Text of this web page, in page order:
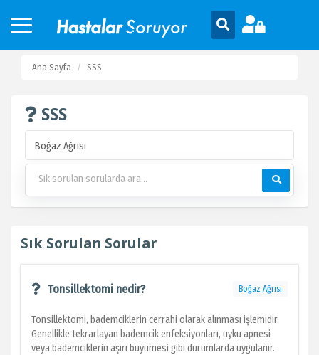
Ana Sayfa SSS
SSS
Sık Sorulan Sorular
Tonsillektomi nedir? Boğaz Ağrısı
Tonsillektomi, bademciklerin cerrahi olarak alınması işlemidir.
Genellikle tekrarlayan bademcik enfeksiyonları, uyku apnesi
veya bademciklerin aşırı büyümesi gibi durumlarda uygulanır.